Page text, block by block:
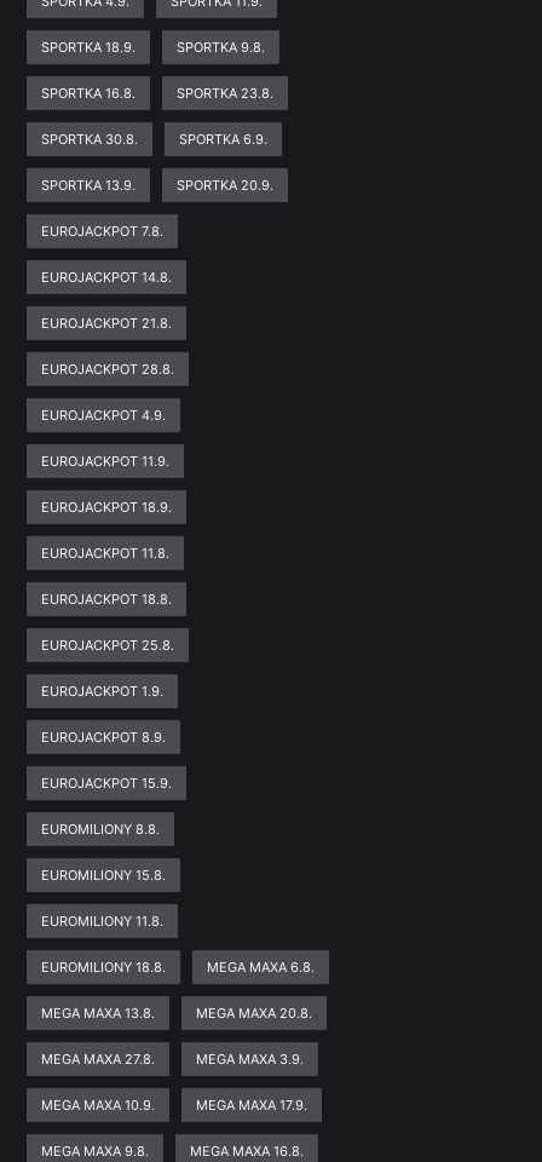
SPORTKA 18.9. SPORTKA 9.8.
SPORTKA 16.8. SPORTKA 23.8.
SPORTKA 30.8. SPORTKA 6.9.
SPORTKA 13.9. SPORTKA 20.9.
EUROJACKPOT 7.8.
EUROJACKPOT 14.8.
EUROJACKPOT 21.8.
EUROJACKPOT 28.8.
EUROJACKPOT 4.9.
EUROJACKPOT 11.9.
EUROJACKPOT 18.9.
EUROJACKPOT 11.8.
EUROJACKPOT 18.8.
EUROJACKPOT 25.8.
EUROJACKPOT 1.9.
EUROJACKPOT 8.9.
EUROJACKPOT 15.9.
EUROMILIONY 8.8.
EUROMILIONY 15.8.
EUROMILIONY 11.8.
EUROMILIONY 18.8. MEGA MAXA 6.8.
MEGA MAXA 13.8. MEGA MAXA 20.8.
MEGA MAXA 27.8. MEGA MAXA 3.9.
MEGA MAXA 10.9. MEGA MAXA 17.9.
MEGA MAXA 9.8. MEGA MAXA 16.8.